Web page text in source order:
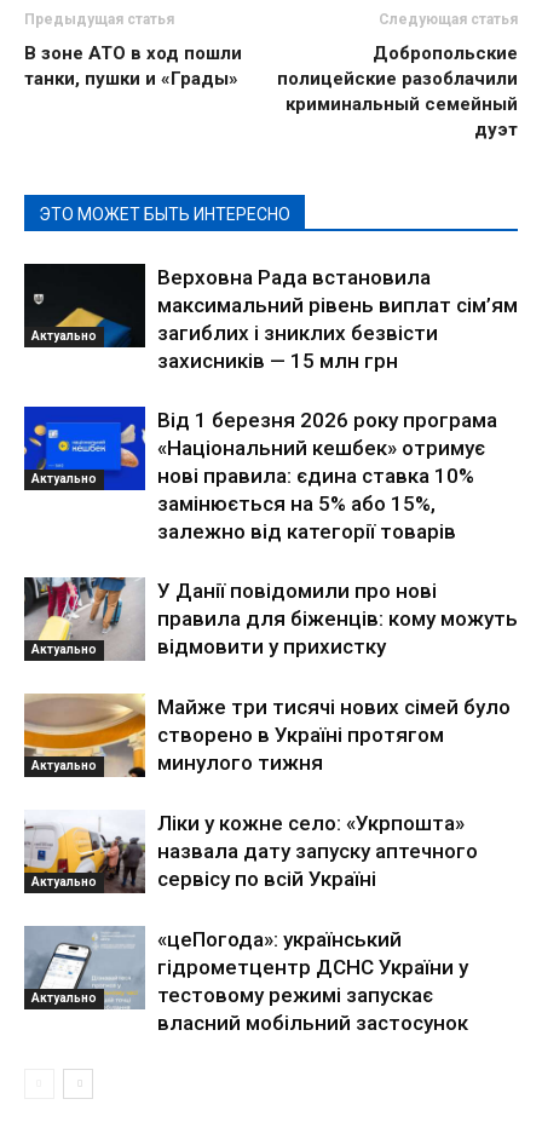
Предыдущая статья
В зоне АТО в ход пошли
танки, пушки и «Грады»
Следующая статья
Добропольские
полицейские разоблачили
криминальный семейный
дуэт
ЭТО МОЖЕТ БЫТЬ ИНТЕРЕСНО
Актуально
Верховна Рада встановила
максимальний рівень виплат сім’ям
загиблих і зниклих безвісти
захисників — 15 млн грн
Актуально
Від 1 березня 2026 року програма
«Національний кешбек» отримує
нові правила: єдина ставка 10%
замінюється на 5% або 15%,
залежно від категорії товарів
Актуально
У Данії повідомили про нові
правила для біженців: кому можуть
відмовити у прихистку
Актуально
Майже три тисячі нових сімей було
створено в Україні протягом
минулого тижня
Актуально
Ліки у кожне село: «Укрпошта»
назвала дату запуску аптечного
сервісу по всій Україні
Актуально
«цеПогода»: український
гідрометцентр ДСНС України у
тестовому режимі запускає
власний мобільний застосунок